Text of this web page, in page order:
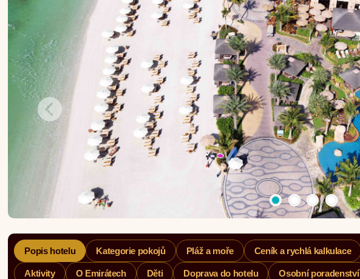
Popis hotelu Kategorie pokojů Pláž a moře Ceník a rychlá kalkulace
Aktivity O Emirátech Děti Doprava do hotelu Osobní poradenství